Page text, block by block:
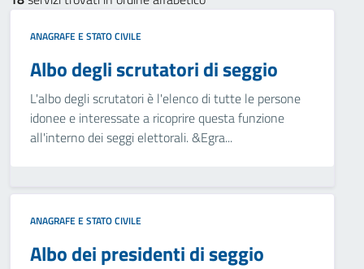
ANAGRAFE E STATO CIVILE
Albo degli scrutatori di seggio
L'albo degli scrutatori è l'elenco di tutte le persone
idonee e interessate a ricoprire questa funzione
all'interno dei seggi elettorali. &Egra...
ANAGRAFE E STATO CIVILE
Albo dei presidenti di seggio